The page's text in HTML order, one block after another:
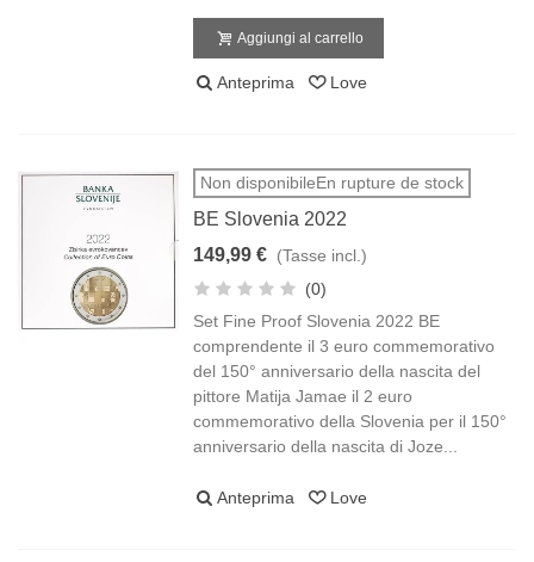
Aggiungi al carrello
Anteprima Love
Non disponibileEn rupture de stock
BE Slovenia 2022
149,99 € (Tasse incl.)
(0)
Set Fine Proof Slovenia 2022 BE
comprendente il 3 euro commemorativo
del 150° anniversario della nascita del
pittore Matija Jamae il 2 euro
commemorativo della Slovenia per il 150°
anniversario della nascita di Joze...
Anteprima Love